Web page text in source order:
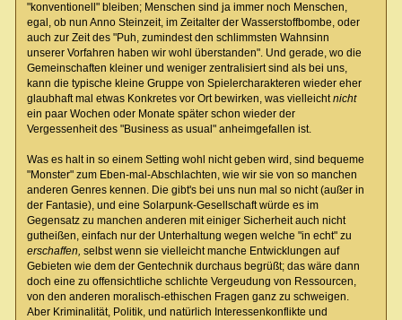
"konventionell" bleiben; Menschen sind ja immer noch Menschen,
egal, ob nun Anno Steinzeit, im Zeitalter der Wasserstoffbombe, oder
auch zur Zeit des "Puh, zumindest den schlimmsten Wahnsinn
unserer Vorfahren haben wir wohl überstanden". Und gerade, wo die
Gemeinschaften kleiner und weniger zentralisiert sind als bei uns,
kann die typische kleine Gruppe von Spielercharakteren wieder eher
glaubhaft mal etwas Konkretes vor Ort bewirken, was vielleichtnicht
ein paar Wochen oder Monate später schon wieder der
Vergessenheit des "Business as usual" anheimgefallen ist.
Was es halt in so einem Setting wohl nicht geben wird, sind bequeme
"Monster" zum Eben-mal-Abschlachten, wie wir sie von so manchen
anderen Genres kennen. Die gibt's bei uns nun mal so nicht (außer in
der Fantasie), und eine Solarpunk-Gesellschaft würde es im
Gegensatz zu manchen anderen mit einiger Sicherheit auch nicht
gutheißen, einfach nur der Unterhaltung wegen welche "in echt" zu
erschaffen, selbst wenn sie vielleicht manche Entwicklungen auf
Gebieten wie dem der Gentechnik durchaus begrüßt; das wäre dann
doch eine zu offensichtliche schlichte Vergeudung von Ressourcen,
von den anderen moralisch-ethischen Fragen ganz zu schweigen.
Aber Kriminalität, Politik, und natürlich Interessenkonflikte und